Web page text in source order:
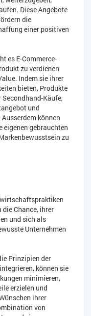
Diese Angebote
die
einer positiven
es E-Commerce-
zu verdienen
Indem sie ihrer
bieten, Produkte
Secondhand-Käufe,
und
können
eigenen gebrauchten
zu
die Chance, ihrer
und sich als
Unternehmen
Prinzipien der
können sie
minimieren,
erzielen und
ihrer
von